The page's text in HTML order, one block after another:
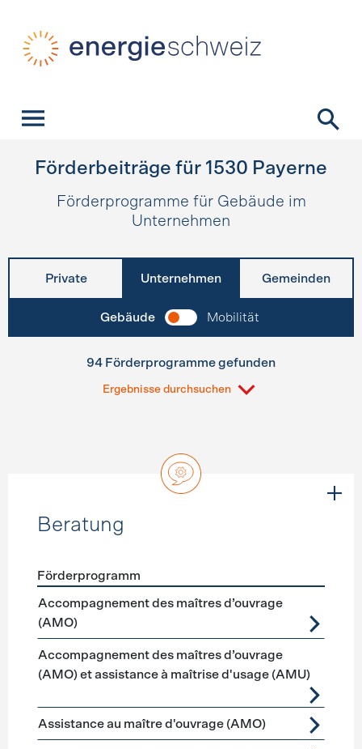
Förderbeiträge für 1530 Payerne
Förderprogramme für Gebäude im
Unternehmen
Private Unternehmen Gemeinden
Gebäude Mobilität
94 Förderprogramme gefunden
Ergebnisse durchsuchen
Beratung
Förderprogramme Beratung
Förderprogramm
Accompagnement des maîtres d’ouvrage
(AMO)
Accompagnement des maîtres d’ouvrage
(AMO) et assistance à maîtrise d'usage (AMU)
Assistance au maître d'ouvrage (AMO)